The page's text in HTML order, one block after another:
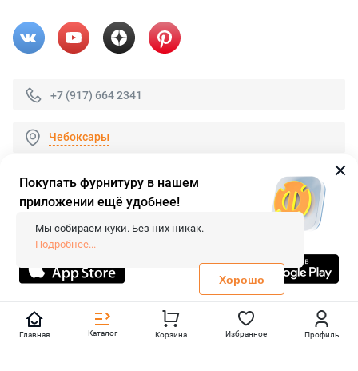
+7 (917) 664 2341
Чебоксары
© 2026 «FieraShop.ru»
Сопровождение сайта
- Вебформат.
Все права защищены.
Не является публичной офертой
Политика конфиденциальности
Главная Каталог Корзина Избранное Профиль
Покупать фурнитуру в нашем
приложении ещё удобнее!
Мы собираем куки. Без них никак.
Подробнее...
Хорошо